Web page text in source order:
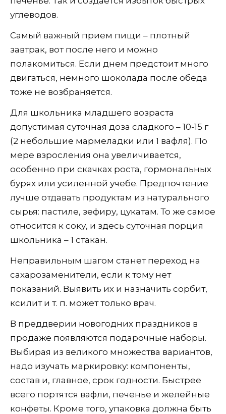
углеводов.
Самый важный прием пищи – плотный
завтрак, вот после него и можно
полакомиться. Если днем предстоит много
двигаться, немного шоколада после обеда
тоже не возбраняется.
Для школьника младшего возраста
допустимая суточная доза сладкого – 10-15 г
(2 небольшие мармеладки или 1 вафля). По
мере взросления она увеличивается,
особенно при скачках роста, гормональных
бурях или усиленной учебе. Предпочтение
лучше отдавать продуктам из натурального
сырья: пастиле, зефиру, цукатам. То же самое
относится к соку, и здесь суточная порция
школьника – 1 стакан.
Неправильным шагом станет переход на
сахарозаменители, если к тому нет
показаний. Выявить их и назначить сорбит,
ксилит и т. п. может только врач.
В преддверии новогодних праздников в
продаже появляются подарочные наборы.
Выбирая из великого множества вариантов,
надо изучать маркировку: компоненты,
состав и, главное, срок годности. Быстрее
всего портятся вафли, печенье и желейные
конфеты. Кроме того, упаковка должна быть